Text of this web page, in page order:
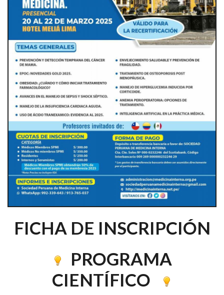
FICHA DE INSCRIPCIÓN
PROGRAMA
CIENTÍFICO